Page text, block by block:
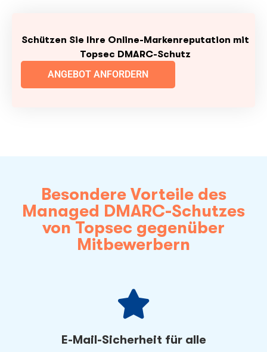
Schützen Sie Ihre Online-Markenreputation mit
Topsec DMARC-Schutz
ANGEBOT ANFORDERN
Besondere Vorteile des
Managed DMARC-Schutzes
von Topsec gegenüber
Mitbewerbern
E-Mail-Sicherheit für alle